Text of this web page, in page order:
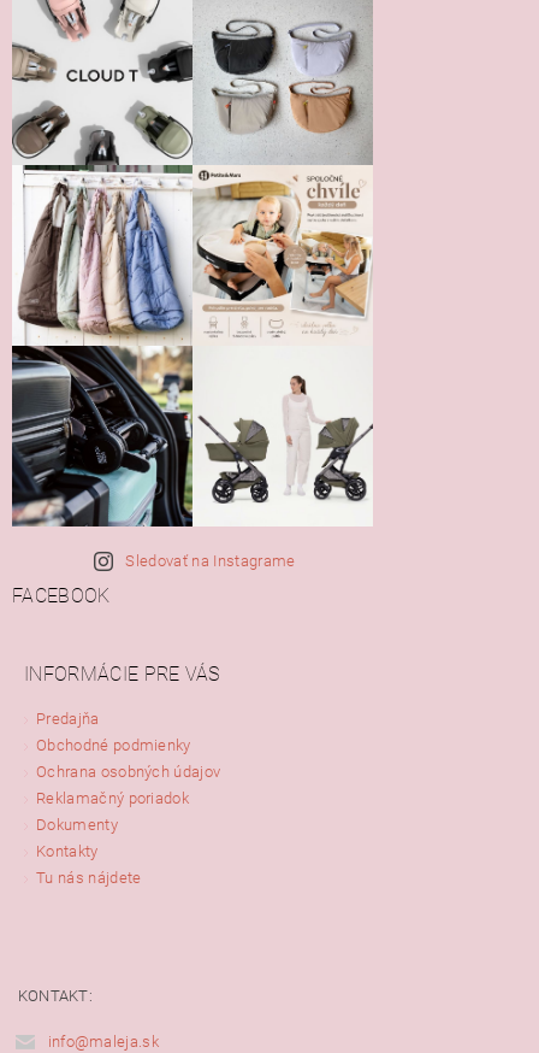
Sledovať na Instagrame
FACEBOOK
INFORMÁCIE PRE VÁS
Predajňa
Obchodné podmienky
Ochrana osobných údajov
Reklamačný poriadok
Dokumenty
Kontakty
Tu nás nájdete
KONTAKT:
info@maleja.sk